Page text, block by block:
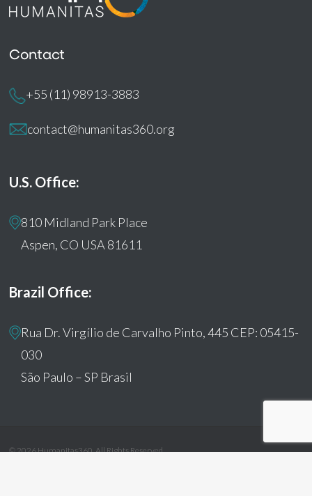
Contact
+55 (11) 98913-3883
contact@humanitas360.org
U.S. Office:
810 Midland Park Place
Aspen, CO USA 81611
Brazil Office:
Rua Dr. Virgílio de Carvalho Pinto, 445 CEP: 05415-
030
São Paulo – SP Brasil
© 2026 Humanitas360. All Rights Reserved